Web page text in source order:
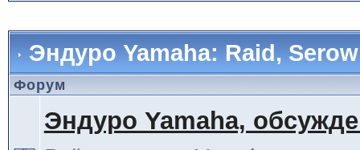
Эндуро Yamaha: Raid,
Форум
Эндуро Yamaha,